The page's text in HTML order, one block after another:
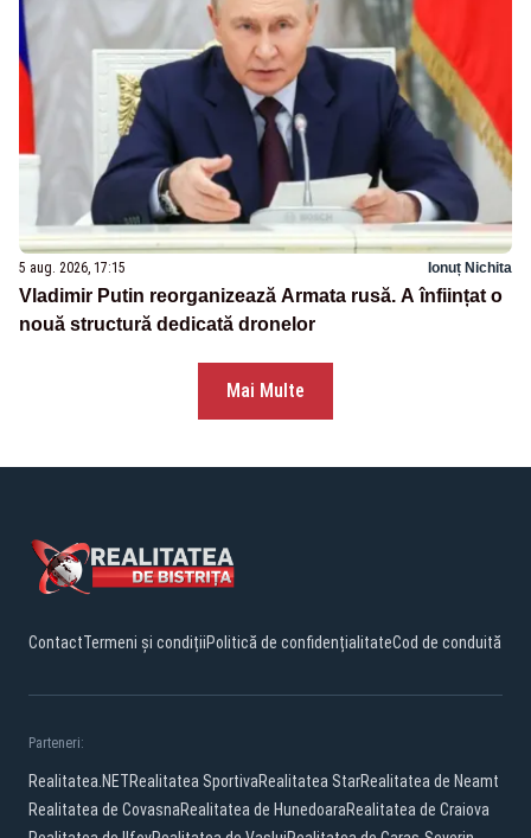
5 aug. 2026, 17:15 Ionuț Nichita
Vladimir Putin reorganizează Armata rusă. A înființat o
nouă structură dedicată dronelor
Mai Multe
ContactTermeni și condițiiPolitică de confidențialitateCod de conduită
Parteneri:
Realitatea.NETRealitatea SportivaRealitatea StarRealitatea de Neamt
Realitatea de CovasnaRealitatea de HunedoaraRealitatea de Craiova